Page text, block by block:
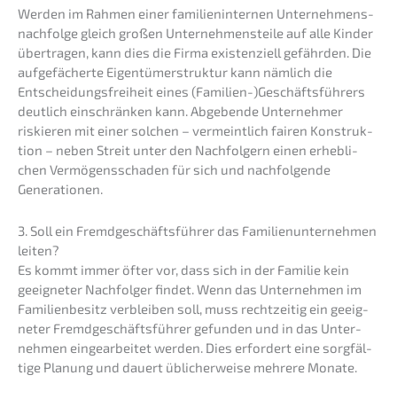
Werden im Rahmen einer famili­en­in­ter­nen Unternehmens­
nachfolge gleich großen Unter­neh­mens­tei­le auf alle Kinder
übertra­gen, kann dies die Firma existen­zi­ell gefähr­den. Die
aufge­fä­cher­te Eigen­tü­mer­struk­tur kann nämlich die
Entschei­dungs­frei­heit eines (Familien-)Geschäftsführers
deutlich einschrän­ken kann. Abgeben­de Unter­neh­mer
riskie­ren mit einer solchen – vermeint­lich fairen Konstruk­
ti­on – neben Streit unter den Nachfol­gern einen erheb­li­
chen Vermö­gens­scha­den für sich und nachfol­gen­de
Generationen.
3. Soll ein Fremd­ge­schäfts­füh­rer das Famili­en­un­ter­neh­men
leiten?
Es kommt immer öfter vor, dass sich in der Familie kein
geeig­ne­ter Nachfol­ger findet. Wenn das Unter­neh­men im
Famili­en­be­sitz verblei­ben soll, muss recht­zei­tig ein geeig­
ne­ter Fremd­ge­schäfts­füh­rer gefun­den und in das Unter­
neh­men einge­ar­bei­tet werden. Dies erfor­dert eine sorgfäl­
ti­ge Planung und dauert üblicher­wei­se mehre­re Monate.